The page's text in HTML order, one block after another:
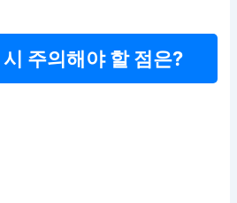
주의해야 할 점은?